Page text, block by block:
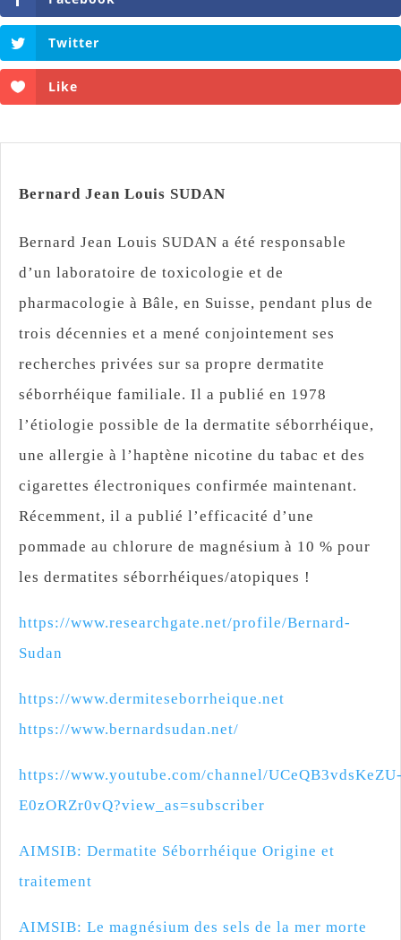
Twitter
Like
Bernard Jean Louis SUDAN
Bernard Jean Louis SUDAN a été responsable
d’un laboratoire de toxicologie et de
pharmacologie à Bâle, en Suisse, pendant plus de
trois décennies et a mené conjointement ses
recherches privées sur sa propre dermatite
séborrhéique familiale. Il a publié en 1978
l’étiologie possible de la dermatite séborrhéique,
une allergie à l’haptène nicotine du tabac et des
cigarettes électroniques confirmée maintenant.
Récemment, il a publié l’efficacité d’une
pommade au chlorure de magnésium à 10 % pour
les dermatites séborrhéiques/atopiques !
https://www.researchgate.net/profile/Bernard-
Sudan
https://www.dermiteseborrheique.net
https://www.bernardsudan.net/
https://www.youtube.com/channel/
E0zORZr0vQ?view_as=subscriber
AIMSIB: Dermatite Séborrhéique Origine et
traitement
AIMSIB: Le magnésium des sels de la mer morte